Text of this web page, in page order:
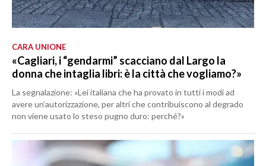
CARA UNIONE
«Cagliari, i “gendarmi” scacciano dal Largo la
donna che intaglia libri: è la città che vogliamo?»
La segnalazione: «Lei italiana che ha provato in tutti i modi ad
avere un’autorizzazione, per altri che contribuiscono al degrado
non viene usato lo steso pugno duro: perché?»